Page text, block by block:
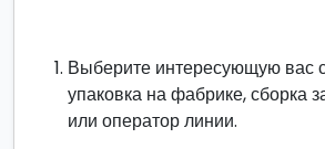
Выберите интересующую вас
упаковка на фабрике, сборка
или оператор линии.